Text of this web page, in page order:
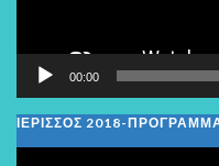
00:00
ΙΕΡΙΣΣΟΣ 2018-